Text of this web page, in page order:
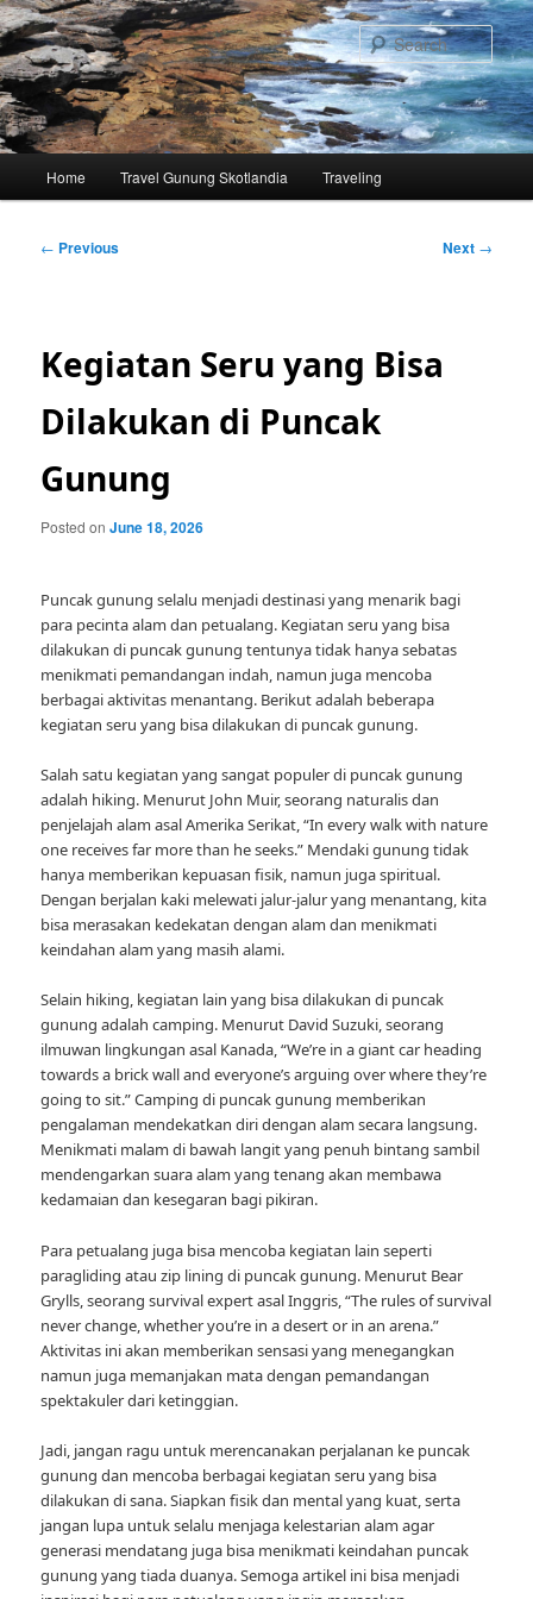
Skip
to
primary
content
Home Travel Gunung Skotlandia Traveling
Post
← Previous Next →
Kegiatan Seru yang Bisa
Dilakukan di Puncak
Gunung
Posted onJune 18, 2026
Puncak gunung selalu menjadi destinasi yang menarik bagi
para pecinta alam dan petualang. Kegiatan seru yang bisa
dilakukan di puncak gunung tentunya tidak hanya sebatas
menikmati pemandangan indah, namun juga mencoba
berbagai aktivitas menantang. Berikut adalah beberapa
kegiatan seru yang bisa dilakukan di puncak gunung.
Salah satu kegiatan yang sangat populer di puncak gunung
adalah hiking. Menurut John Muir, seorang naturalis dan
penjelajah alam asal Amerika Serikat, “In every walk with nature
one receives far more than he seeks.” Mendaki gunung tidak
hanya memberikan kepuasan fisik, namun juga spiritual.
Dengan berjalan kaki melewati jalur-jalur yang menantang, kita
bisa merasakan kedekatan dengan alam dan menikmati
keindahan alam yang masih alami.
Selain hiking, kegiatan lain yang bisa dilakukan di puncak
gunung adalah camping. Menurut David Suzuki, seorang
ilmuwan lingkungan asal Kanada, “We’re in a giant car heading
towards a brick wall and everyone’s arguing over where they’re
going to sit.” Camping di puncak gunung memberikan
pengalaman mendekatkan diri dengan alam secara langsung.
Menikmati malam di bawah langit yang penuh bintang sambil
mendengarkan suara alam yang tenang akan membawa
kedamaian dan kesegaran bagi pikiran.
Para petualang juga bisa mencoba kegiatan lain seperti
paragliding atau zip lining di puncak gunung. Menurut Bear
Grylls, seorang survival expert asal Inggris, “The rules of survival
never change, whether you’re in a desert or in an arena.”
Aktivitas ini akan memberikan sensasi yang menegangkan
namun juga memanjakan mata dengan pemandangan
spektakuler dari ketinggian.
Jadi, jangan ragu untuk merencanakan perjalanan ke puncak
gunung dan mencoba berbagai kegiatan seru yang bisa
dilakukan di sana. Siapkan fisik dan mental yang kuat, serta
jangan lupa untuk selalu menjaga kelestarian alam agar
generasi mendatang juga bisa menikmati keindahan puncak
gunung yang tiada duanya. Semoga artikel ini bisa menjadi